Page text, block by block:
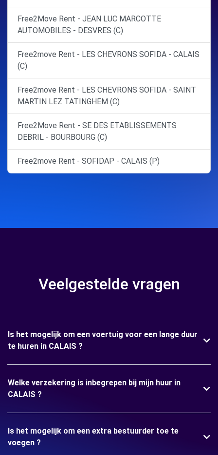
Free2Move Rent - JEAN LUC MARCOTTE
AUTOMOBILES - DESVRES (C)
Free2move Rent - LES CHEVRONS SOFIDA - CALAIS
(C)
Free2move Rent - LES CHEVRONS SOFIDA - SAINT
MARTIN LEZ TATINGHEM (C)
Free2Move Rent - SE DES ETABLISSEMENTS
DEBRIL - BOURBOURG (C)
Free2move Rent - SOFIDAP - CALAIS (P)
Veelgestelde vragen
Is het mogelijk om een voertuig voor een lange duur
te huren in CALAIS ?
Welke verzekering is inbegrepen bij mijn huur in
CALAIS ?
Is het mogelijk om een extra bestuurder toe te
voegen ?